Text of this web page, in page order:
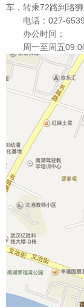
车，转乘72路到珞
电话：027-
办公时间：
周一至周五